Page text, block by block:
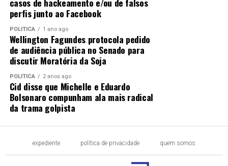
perfis junto ao Facebook
POLÍTICA 1 ano ago
Wellington Fagundes protocola pedido
de audiência pública no Senado para
discutir Moratória da Soja
POLÍTICA 2 anos ago
Cid disse que Michelle e Eduardo
Bolsonaro compunham ala mais radical
da trama golpista
expediente política de privacidade quem somos